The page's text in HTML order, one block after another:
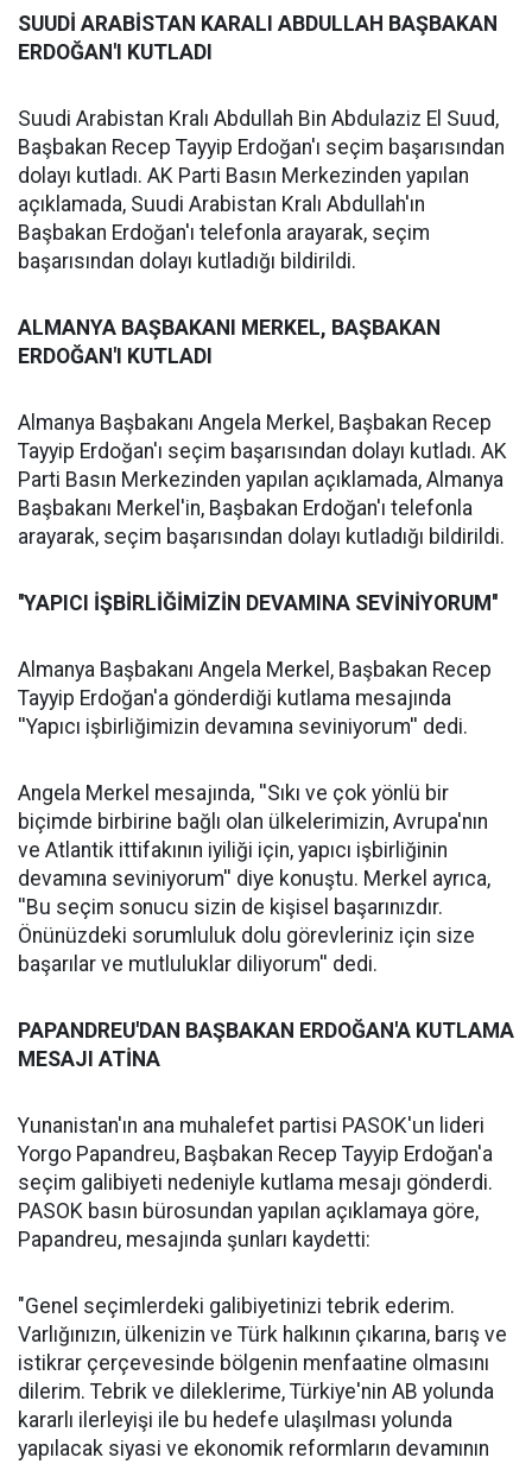
SUUDİ ARABİSTAN KARALI ABDULLAH BAŞBAKAN
ERDOĞAN'I KUTLADI
Suudi Arabistan Kralı Abdullah Bin Abdulaziz El Suud,
Başbakan Recep Tayyip Erdoğan'ı seçim başarısından
dolayı kutladı. AK Parti Basın Merkezinden yapılan
açıklamada, Suudi Arabistan Kralı Abdullah'ın
Başbakan Erdoğan'ı telefonla arayarak, seçim
başarısından dolayı kutladığı bildirildi.
ALMANYA BAŞBAKANI MERKEL, BAŞBAKAN
ERDOĞAN'I KUTLADI
Almanya Başbakanı Angela Merkel, Başbakan Recep
Tayyip Erdoğan'ı seçim başarısından dolayı kutladı. AK
Parti Basın Merkezinden yapılan açıklamada, Almanya
Başbakanı Merkel'in, Başbakan Erdoğan'ı telefonla
arayarak, seçim başarısından dolayı kutladığı bildirildi.
''YAPICI İŞBİRLİĞİMİZİN DEVAMINA SEVİNİYORUM''
Almanya Başbakanı Angela Merkel, Başbakan Recep
Tayyip Erdoğan'a gönderdiği kutlama mesajında
''Yapıcı işbirliğimizin devamına seviniyorum'' dedi.
Angela Merkel mesajında, ''Sıkı ve çok yönlü bir
biçimde birbirine bağlı olan ülkelerimizin, Avrupa'nın
ve Atlantik ittifakının iyiliği için, yapıcı işbirliğinin
devamına seviniyorum'' diye konuştu. Merkel ayrıca,
''Bu seçim sonucu sizin de kişisel başarınızdır.
Önünüzdeki sorumluluk dolu görevleriniz için size
başarılar ve mutluluklar diliyorum'' dedi.
PAPANDREU'DAN BAŞBAKAN ERDOĞAN'A KUTLAMA
MESAJI ATİNA
Yunanistan'ın ana muhalefet partisi PASOK'un lideri
Yorgo Papandreu, Başbakan Recep Tayyip Erdoğan'a
seçim galibiyeti nedeniyle kutlama mesajı gönderdi.
PASOK basın bürosundan yapılan açıklamaya göre,
Papandreu, mesajında şunları kaydetti:
"Genel seçimlerdeki galibiyetinizi tebrik ederim.
Varlığınızın, ülkenizin ve Türk halkının çıkarına, barış ve
istikrar çerçevesinde bölgenin menfaatine olmasını
dilerim. Tebrik ve dileklerime, Türkiye'nin AB yolunda
kararlı ilerleyişi ile bu hedefe ulaşılması yolunda
yapılacak siyasi ve ekonomik reformların devamının